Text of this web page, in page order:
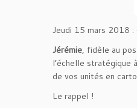
Jeudi 15 mars 2018 :
Jérémie, fidèle au
l’échelle stratégique
de vos unités en
Le rappel !